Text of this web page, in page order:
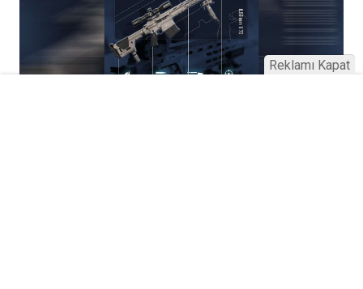
Reklamı Kapat